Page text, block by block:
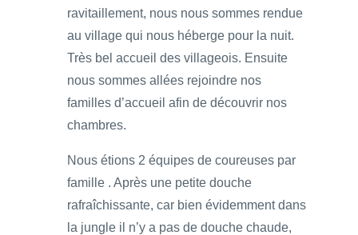
ravitaillement, nous nous sommes rendue
au village qui nous héberge pour la nuit.
Très bel accueil des villageois. Ensuite
nous sommes allées rejoindre nos
familles d’accueil afin de découvrir nos
chambres.
Nous étions 2 équipes de coureuses par
famille . Après une petite douche
rafraîchissante, car bien évidemment dans
la jungle il n’y a pas de douche chaude,